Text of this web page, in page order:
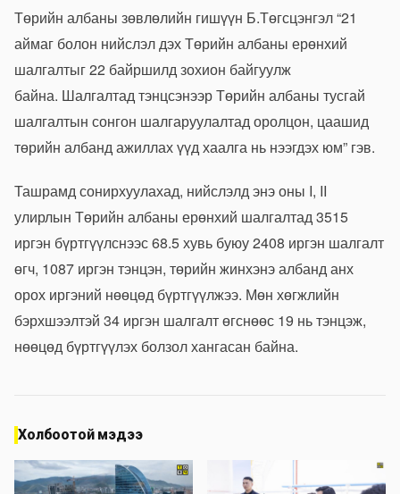
Төрийн албаны зөвлөлийн гишүүн Б.Төгсцэнгэл “21
аймаг болон нийслэл дэх Төрийн албаны ерөнхий
шалгалтыг 22 байршилд зохион байгуулж
байна. Шалгалтад тэнцсэнээр Төрийн албаны тусгай
шалгалтын сонгон шалгаруулалтад оролцон, цаашид
төрийн албанд ажиллах үүд хаалга нь нээгдэх юм” гэв.
Ташрамд сонирхуулахад, нийслэлд энэ оны I, II
улирлын Төрийн албаны ерөнхий шалгалтад 3515
иргэн бүртгүүлснээс 68.5 хувь буюу 2408 иргэн шалгалт
өгч, 1087 иргэн тэнцэн, төрийн жинхэнэ албанд анх
орох иргэний нөөцөд бүртгүүлжээ. Мөн хөгжлийн
бэрхшээлтэй 34 иргэн шалгалт өгснөөс 19 нь тэнцэж,
нөөцөд бүртгүүлэх болзол хангасан байна.
Холбоотой мэдээ